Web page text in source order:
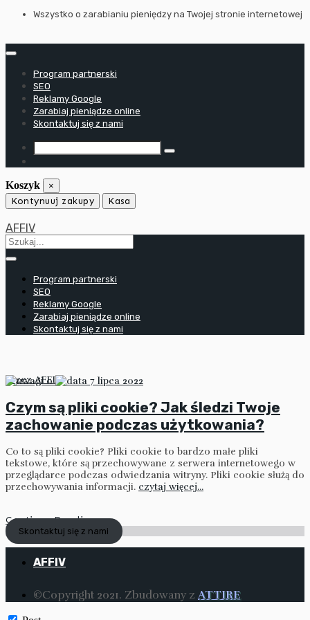
PrzejdźWszystko o zarabianiu pieniędzy na Twojej stronie internetowej
Program partnerski
SEO
Reklamy Google
Zarabiaj pieniądze online
Skontaktuj się z nami
Koszyk ×
Kontynuuj zakupy Kasa
AFFIV
Program partnerski
SEO
Reklamy Google
Zarabiaj pieniądze online
Skontaktuj się z nami
przez AFFIV
0 7 lipca 2022
Czym są pliki cookie? Jak śledzi Twoje
zachowanie podczas użytkowania?
Co to są pliki cookie? Pliki cookie to bardzo małe pliki
tekstowe, które są przechowywane z serwera internetowego w
przeglądarce podczas odwiedzania witryny. Pliki cookie służą do
przechowywania informacji. czytaj więcej...
Continue Reading
Skontaktuj się z nami
AFFIV
©Copyright 2021. Zbudowany z ATTIRE